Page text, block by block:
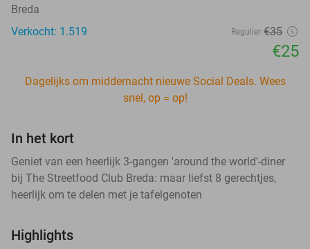
Breda
Verkocht: 1.519
Regulier €35
€25
Dagelijks om middernacht nieuwe Social Deals. Wees
snel, op = op!
In het kort
Geniet van een heerlijk 3-gangen 'around the world'-diner
bij The Streetfood Club Breda: maar liefst 8 gerechtjes,
heerlijk om te delen met je tafelgenoten
Highlights